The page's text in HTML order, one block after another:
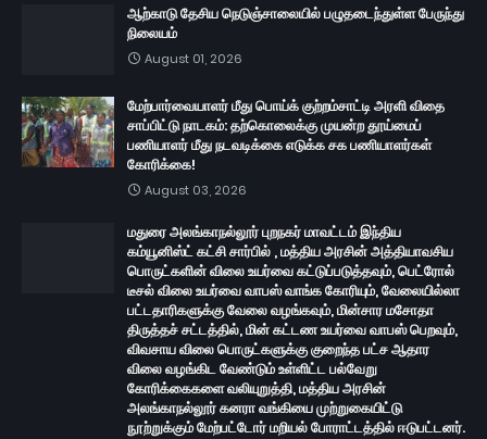
ஆற்காடு தேசிய நெடுஞ்சாலையில் பழுதடைந்துள்ள பேருந்து
நிலையம்
August 01, 2026
மேற்பார்வையாளர் மீது பொய்க் குற்றம்சாட்டி அரளி விதை
சாப்பிட்டு நாடகம்: தற்கொலைக்கு முயன்ற தூய்மைப்
பணியாளர் மீது நடவடிக்கை எடுக்க சக பணியாளர்கள்
கோரிக்கை!
August 03, 2026
மதுரை அலங்காநல்லூர் புறநகர் மாவட்டம் இந்திய
கம்யூனிஸ்ட் கட்சி சார்பில் , மத்திய அரசின் அத்தியாவசிய
பொருட்களின் விலை உயர்வை கட்டுப்படுத்தவும், பெட்ரோல்
டீசல் விலை உயர்வை வாபஸ் வாங்க கோரியும், வேலையில்லா
பட்டதாரிகளுக்கு வேலை வழங்கவும், மின்சார மசோதா
திருத்தச் சட்டத்தில், மின் கட்டண உயர்வை வாபஸ் பெறவும்,
விவசாய விலை பொருட்களுக்கு குறைந்த பட்ச ஆதார
விலை வழங்கிட வேண்டும் உள்ளிட்ட பல்வேறு
கோரிக்கைகளை வலியுறுத்தி, மத்திய அரசின்
அலங்காநல்லூர் கனரா வங்கியை முற்றுகையிட்டு
நூற்றுக்கும் மேற்பட்டோர் மறியல் போராட்டத்தில் ஈடுபட்டனர்.